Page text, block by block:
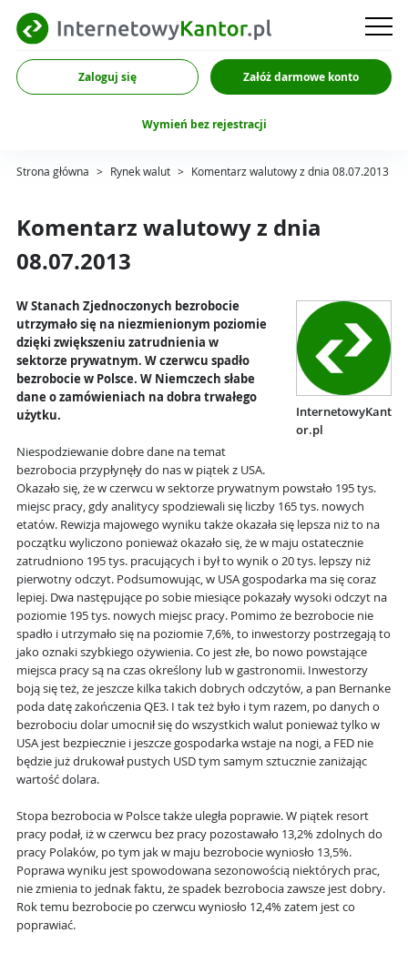
Zaloguj się Załóż darmowe konto
Wymień bez rejestracji
Strona główna > Rynek walut > Komentarz walutowy z dnia 08.07.2013
Komentarz walutowy z dnia
08.07.2013
InternetowyKant
or.pl
W Stanach Zjednoczonych bezrobocie
utrzymało się na niezmienionym poziomie
dzięki zwiększeniu zatrudnienia w
sektorze prywatnym. W czerwcu spadło
bezrobocie w Polsce. W Niemczech słabe
dane o zamówieniach na dobra trwałego
użytku.
Niespodziewanie dobre dane na temat
bezrobocia przypłynęły do nas w piątek z USA.
Okazało się, że w czerwcu w sektorze prywatnym powstało 195 tys.
miejsc pracy, gdy analitycy spodziewali się liczby 165 tys. nowych
etatów. Rewizja majowego wyniku także okazała się lepsza niż to na
początku wyliczono ponieważ okazało się, że w maju ostatecznie
zatrudniono 195 tys. pracujących i był to wynik o 20 tys. lepszy niż
pierwotny odczyt. Podsumowując, w USA gospodarka ma się coraz
lepiej. Dwa następujące po sobie miesiące pokazały wysoki odczyt na
poziomie 195 tys. nowych miejsc pracy. Pomimo że bezrobocie nie
spadło i utrzymało się na poziomie 7,6%, to inwestorzy postrzegają to
jako oznaki szybkiego ożywienia. Co jest złe, bo nowo powstające
miejsca pracy są na czas określony lub w gastronomii. Inwestorzy
boją się też, że jeszcze kilka takich dobrych odczytów, a pan Bernanke
poda datę zakończenia QE3. I tak też było i tym razem, po danych o
bezrobociu dolar umocnił się do wszystkich walut ponieważ tylko w
USA jest bezpiecznie i jeszcze gospodarka wstaje na nogi, a FED nie
będzie już drukował pustych USD tym samym sztucznie zaniżając
wartość dolara.
Stopa bezrobocia w Polsce także uległa poprawie. W piątek resort
pracy podał, iż w czerwcu bez pracy pozostawało 13,2% zdolnych do
pracy Polaków, po tym jak w maju bezrobocie wyniosło 13,5%.
Poprawa wyniku jest spowodowana sezonowością niektórych prac,
nie zmienia to jednak faktu, że spadek bezrobocia zawsze jest dobry.
Rok temu bezrobocie po czerwcu wyniosło 12,4% zatem jest co
poprawiać.